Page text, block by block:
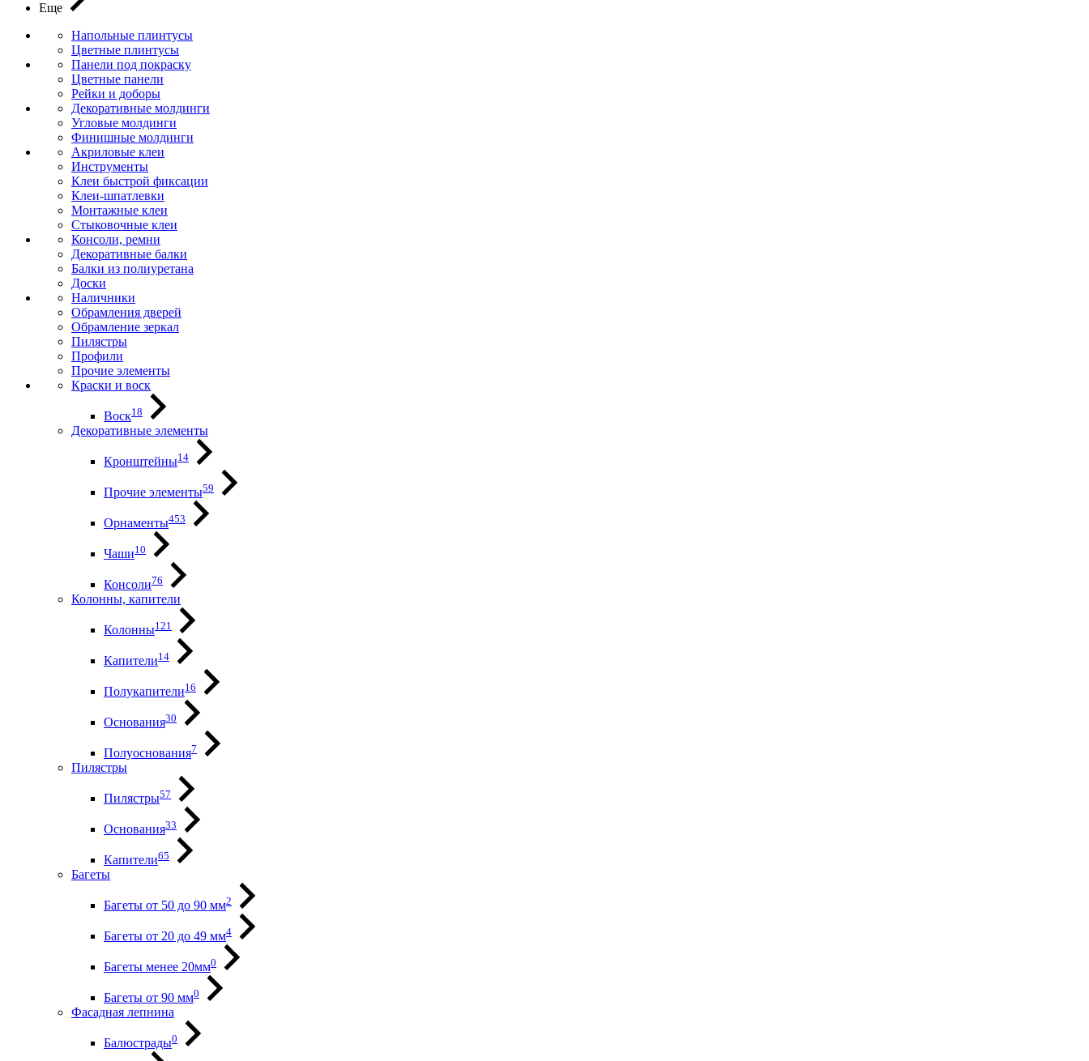
Еще
Напольные плинтусы
Цветные плинтусы
Панели под покраску
Цветные панели
Рейки и доборы
Декоративные молдинги
Угловые молдинги
Финишные молдинги
Акриловые клеи
Инструменты
Клеи быстрой фиксации
Клеи-шпатлевки
Монтажные клеи
Стыковочные клеи
Консоли, ремни
Декоративные балки
Балки из полиуретана
Доски
Наличники
Обрамления дверей
Обрамление зеркал
Пилястры
Профили
Прочие элементы
Краски и воск
Воск18
Декоративные элементы
Кронштейны14
Прочие элементы59
Орнаменты453
Чаши10
Консоли76
Колонны, капители
Колонны121
Капители14
Полукапители16
Основания30
Полуоснования7
Пилястры
Пилястры57
Основания33
Капители65
Багеты
Багеты от 50 до 90 мм2
Багеты от 20 до 49 мм4
Багеты менее 20мм0
Багеты от 90 мм0
Фасадная лепнина
Балюстрады0